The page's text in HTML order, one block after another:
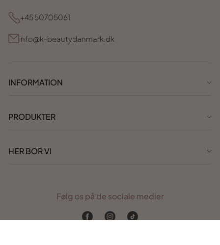
+45 50705061
info@k-beautydanmark.dk
INFORMATION
PRODUKTER
HER BOR VI
Følg os på de sociale medier
FacebookInstagramTikTok